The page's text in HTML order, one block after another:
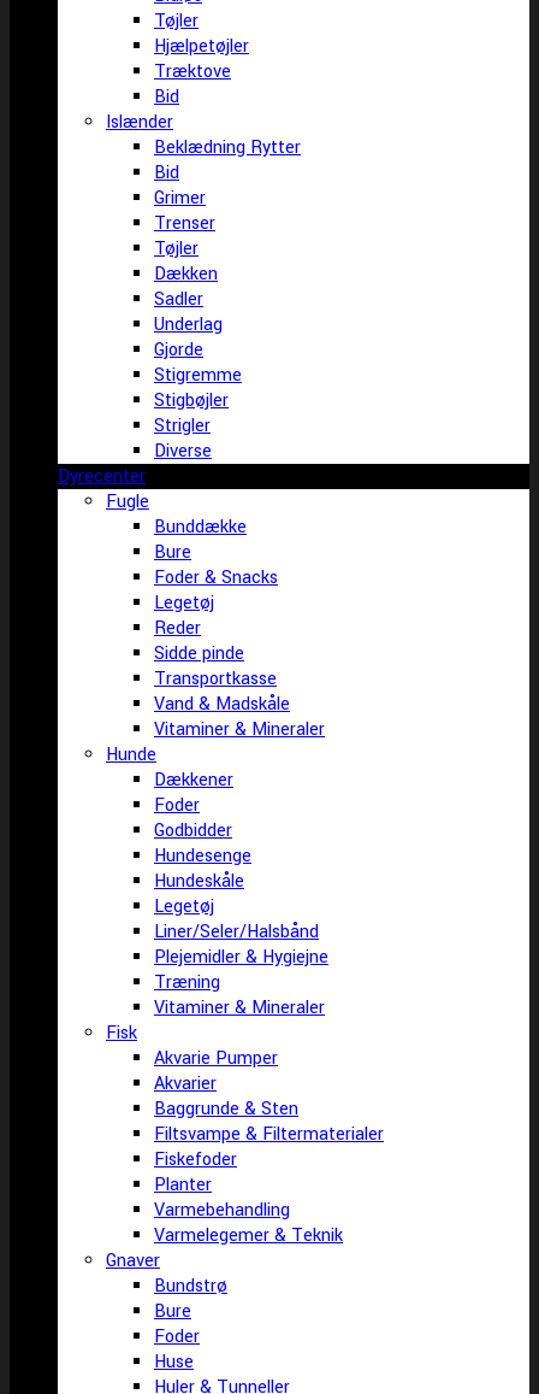
Tøjler
Hjælpetøjler
Træktove
Bid
Islænder
Beklædning Rytter
Bid
Grimer
Trenser
Tøjler
Dækken
Sadler
Underlag
Gjorde
Stigremme
Stigbøjler
Strigler
Diverse
Dyrecenter
Fugle
Bunddække
Bure
Foder & Snacks
Legetøj
Reder
Sidde pinde
Transportkasse
Vand & Madskåle
Vitaminer & Mineraler
Hunde
Dækkener
Foder
Godbidder
Hundesenge
Hundeskåle
Legetøj
Liner/Seler/Halsbånd
Plejemidler & Hygiejne
Træning
Vitaminer & Mineraler
Fisk
Akvarie Pumper
Akvarier
Baggrunde & Sten
Filtsvampe & Filtermaterialer
Fiskefoder
Planter
Varmebehandling
Varmelegemer & Teknik
Gnaver
Bundstrø
Bure
Foder
Huse
Huler & Tunneller